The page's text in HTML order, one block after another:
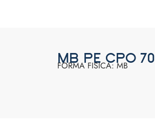
MB PE CPO 70
FORMA FISICA: MB